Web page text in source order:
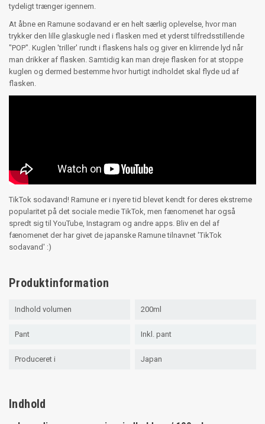
tydeligt trænger igennem.
At åbne en Ramune sodavand er en helt særlig oplevelse, hvor man
trykker den lille glaskugle ned i flasken med et yderst tilfredsstillende
"POP". Kuglen 'triller' rundt i flaskens hals og giver en klirrende lyd når
man drikker af flasken. Samtidig kan man dreje flasken for at stoppe
kuglen og dermed bestemme hvor hurtigt indholdet skal flyde ud af
flasken.
TikTok sodavand! Ramune er i nyere tid blevet kendt for deres ekstreme
popularitet på det sociale medie TikTok, men fænomenet har også
spredt sig til YouTube, Instagram og andre apps. Bliv en del af
fænomenet der har givet de japanske Ramune tilnavnet 'TikTok
sodavand' :)
Produktinformation
Indhold volumen 200ml
Pant Inkl. pant
Produceret i Japan
Indhold